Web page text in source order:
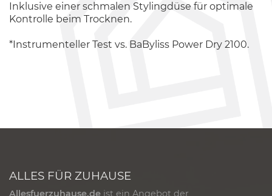
Inklusive einer schmalen Stylingdüse für optimale
Kontrolle beim Trocknen.
*Instrumenteller Test vs. BaByliss Power Dry 2100.
ALLES FÜR ZUHAUSE
Allesfuerzuhause.de ist ein Angebot der